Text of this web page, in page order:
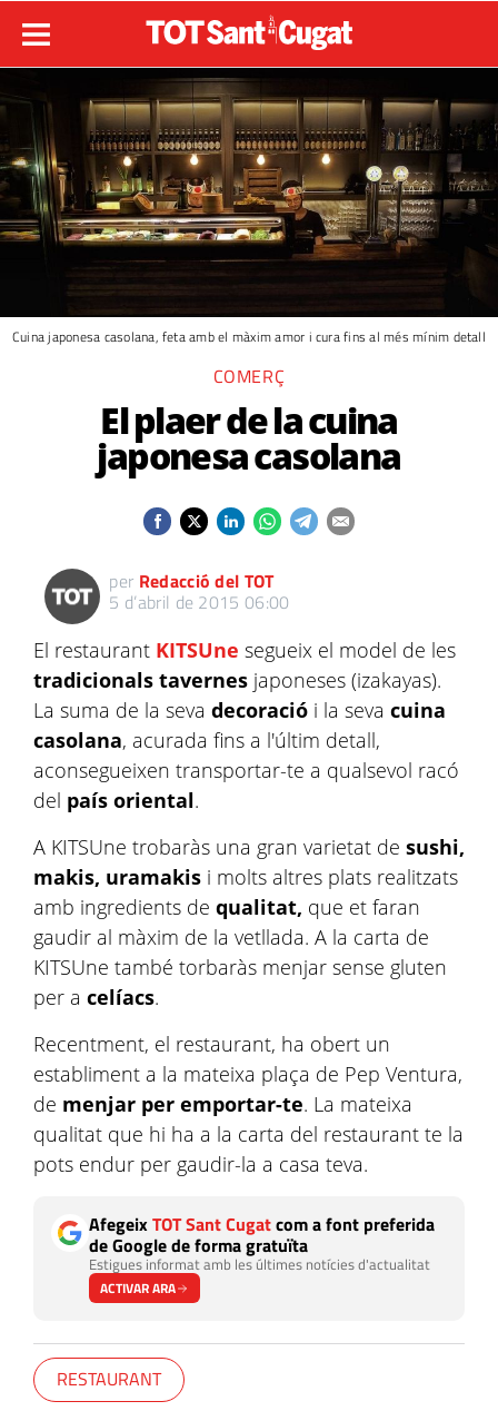
Cuina japonesa casolana, feta amb el màxim amor i cura fins al més mínim detall
COMERÇ
El plaer de la cuina
japonesa casolana
per Redacció del TOT
5 d’abril de 2015 06:00
El restaurant KITSUne segueix el model de les
tradicionals tavernes japoneses (izakayas).
La suma de la seva decoració i la seva cuina
casolana, acurada fins a l'últim detall,
aconsegueixen transportar-te a qualsevol racó
del país oriental.
A KITSUne trobaràs una gran varietat de sushi,
makis, uramakis i molts altres plats realitzats
amb ingredients de qualitat, que et faran
gaudir al màxim de la vetllada. A la carta de
KITSUne també torbaràs menjar sense gluten
per a celíacs.
Recentment, el restaurant, ha obert un
establiment a la mateixa plaça de Pep Ventura,
de menjar per emportar-te. La mateixa
qualitat que hi ha a la carta del restaurant te la
pots endur per gaudir-la a casa teva.
AfegeixTOT Sant Cugatcom a font preferida
de Google de forma gratuïta
Estigues informat amb les últimes notícies d'actualitat
ACTIVAR ARA
RESTAURANT